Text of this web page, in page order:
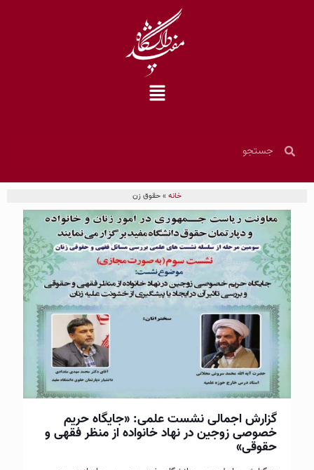
خانه»حقوق زن
گزارش اجمالی نشست علمی: «جايگاه حريم
خصوصی زوجين در نهاد خانواده از منظر فقهی و
حقوقی»